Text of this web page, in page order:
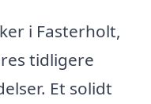
i Fasterholt,
tidligere
Et solidt